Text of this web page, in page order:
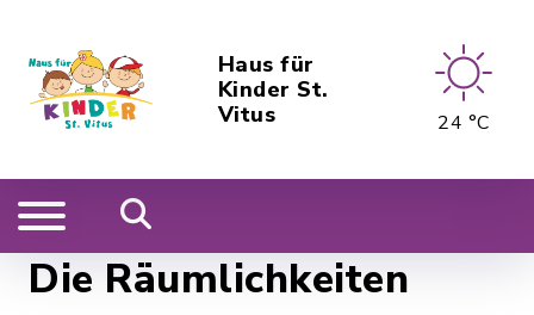
Haus für
Kinder St.
Vitus
24 °C
Die Räumlichkeiten